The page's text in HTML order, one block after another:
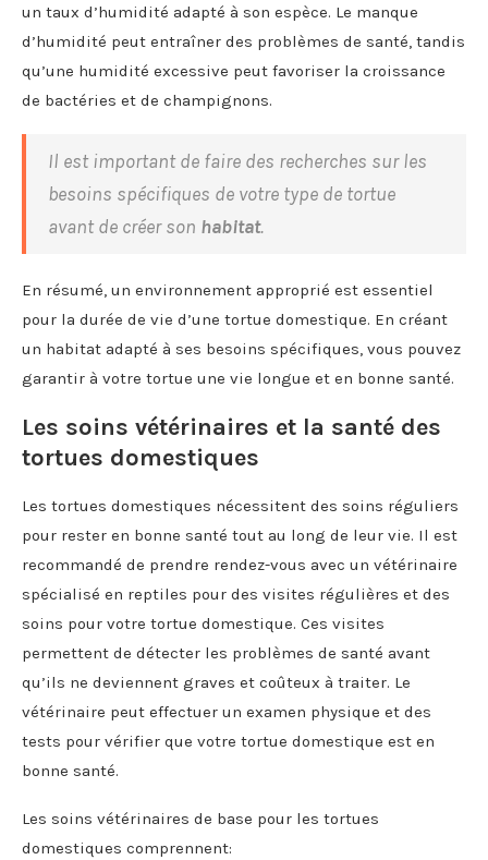
un taux d’humidité adapté à son espèce. Le manque
d’humidité peut entraîner des problèmes de santé, tandis
qu’une humidité excessive peut favoriser la croissance
de bactéries et de champignons.
Il est important de faire des recherches sur les
besoins spécifiques de votre type de tortue
avant de créer son habitat.
En résumé, un environnement approprié est essentiel
pour la durée de vie d’une tortue domestique. En créant
un habitat adapté à ses besoins spécifiques, vous pouvez
garantir à votre tortue une vie longue et en bonne santé.
Les soins vétérinaires et la santé des
tortues domestiques
Les tortues domestiques nécessitent des soins réguliers
pour rester en bonne santé tout au long de leur vie. Il est
recommandé de prendre rendez-vous avec un vétérinaire
spécialisé en reptiles pour des visites régulières et des
soins pour votre tortue domestique. Ces visites
permettent de détecter les problèmes de santé avant
qu’ils ne deviennent graves et coûteux à traiter. Le
vétérinaire peut effectuer un examen physique et des
tests pour vérifier que votre tortue domestique est en
bonne santé.
Les soins vétérinaires de base pour les tortues
domestiques comprennent: